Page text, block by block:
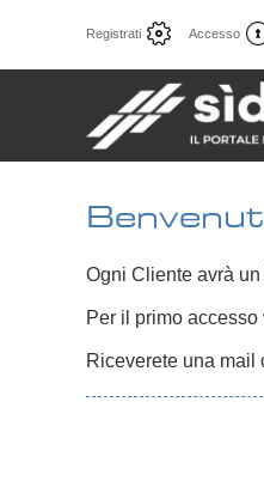
Registrati Accesso
Ogni Cliente avrà
Per il primo
Riceverete una mail